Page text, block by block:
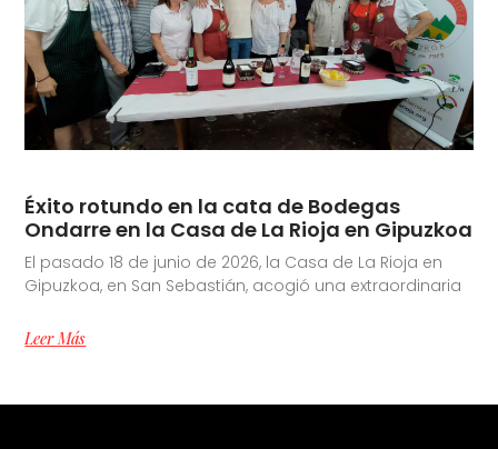
Éxito rotundo en la cata de Bodegas
Ondarre en la Casa de La Rioja en Gipuzkoa
El pasado 18 de junio de 2026, la Casa de La Rioja en
Gipuzkoa, en San Sebastián, acogió una extraordinaria
Leer Más